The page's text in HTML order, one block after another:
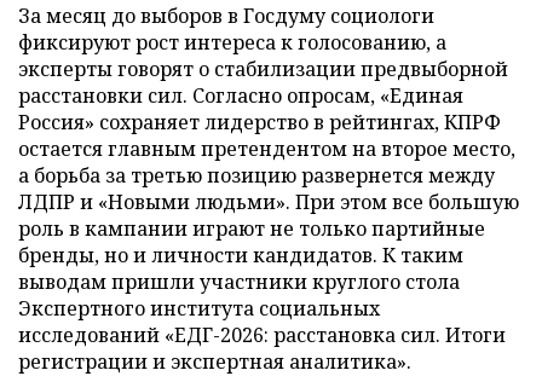
За месяц до выборов в Госдуму социологи
фиксируют рост интереса к голосованию, а
эксперты говорят о стабилизации предвыборной
расстановки сил. Согласно опросам, «Единая
Россия» сохраняет лидерство в рейтингах, КПРФ
остается главным претендентом на второе место,
а борьба за третью позицию развернется между
ЛДПР и «Новыми людьми». При этом все большую
роль в кампании играют не только партийные
бренды, но и личности кандидатов. К таким
выводам пришли участники круглого стола
Экспертного института социальных
исследований «ЕДГ-2026: расстановка сил. Итоги
регистрации и экспертная аналитика».